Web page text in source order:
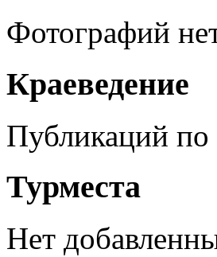
Фотографий
Краеведение
Публикаций по
Турместа
Нет